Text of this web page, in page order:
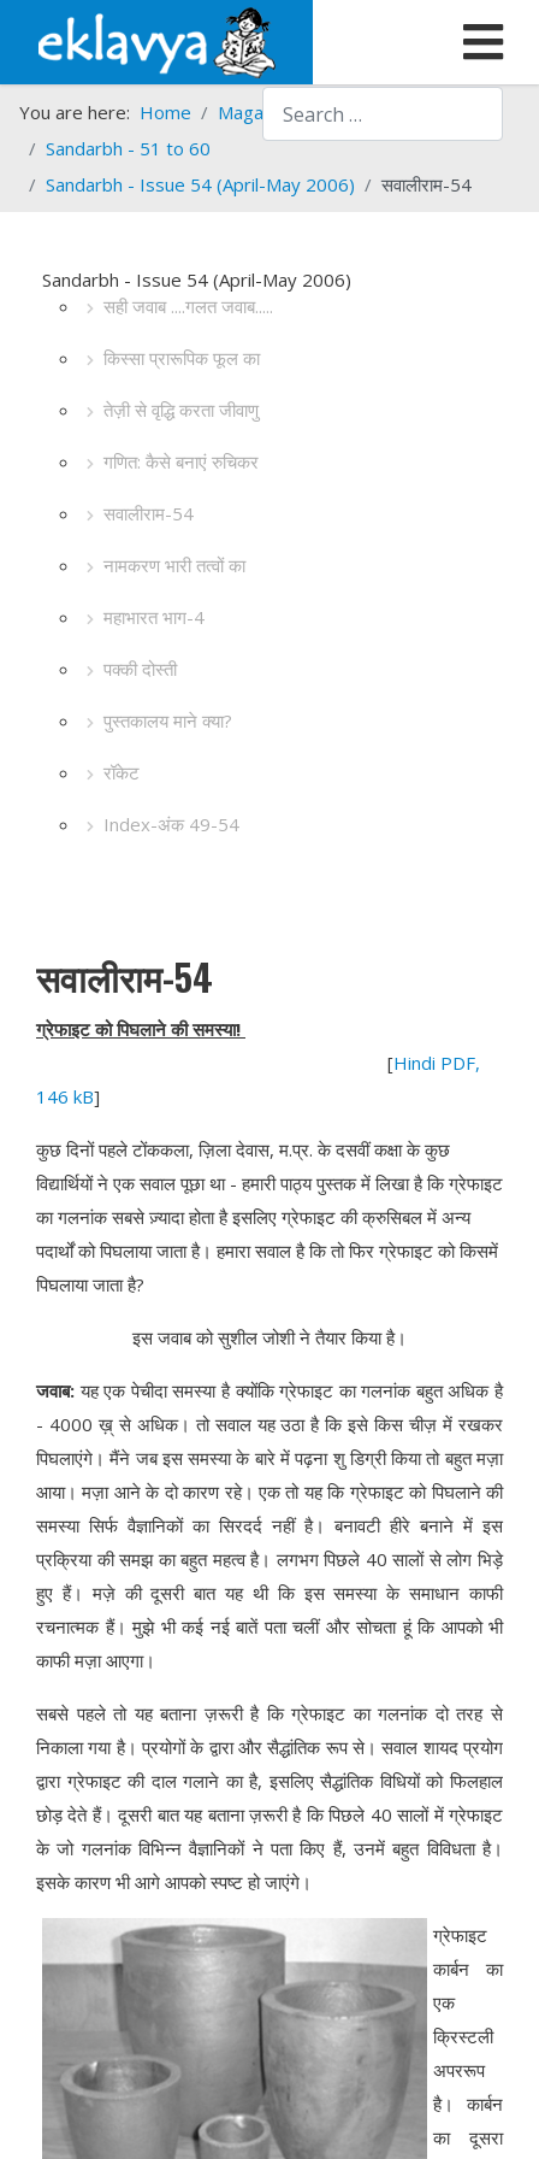
Search
You are here: Home Magazines
Sandarbh
Sandarbh - 51 to 60
Sandarbh - Issue 54 (April-May 2006)
सवालीराम-54
Sandarbh - Issue 54 (April-May 2006)
सही जवाब ....गलत जवाब.....
किस्सा प्रारूपिक फूल का
तेज़ी से वृद्धि करता जीवाणु
गणित: कैसे बनाएं रुचिकर
सवालीराम-54
नामकरण भारी तत्वों का
महाभारत भाग-4
पक्की दोस्ती
पुस्तकालय माने क्या?
रॉकेट
Index-अंक 49-54
सवालीराम-54
ग्रेफाइट को पिघलाने की समस्या!
[Hindi PDF,
146 kB]
कुछ दिनों पहले टोंककला, ज़िला देवास, म.प्र. के दसवीं कक्षा के कुछ
विद्यार्थियों ने एक सवाल पूछा था - हमारी पाठ्य पुस्तक में लिखा है कि ग्रेफाइट
का गलनांक सबसे ज़्यादा होता है इसलिए ग्रेफाइट की क्रुसिबल में अन्य
पदार्थों को पिघलाया जाता है। हमारा सवाल है कि तो फिर ग्रेफाइट को किसमें
पिघलाया जाता है?
इस जवाब को सुशील जोशी ने तैयार किया है।
जवाब: यह एक पेचीदा समस्या है क्योंकि ग्रेफाइट का गलनांक बहुत अधिक है
- 4000 ख़् से अधिक। तो सवाल यह उठा है कि इसे किस चीज़ में रखकर
पिघलाएंगे। मैंने जब इस समस्या के बारे में पढ़ना शु डिग्री किया तो बहुत मज़ा
आया। मज़ा आने के दो कारण रहे। एक तो यह कि ग्रेफाइट को पिघलाने की
समस्या सिर्फ वैज्ञानिकों का सिरदर्द नहीं है। बनावटी हीरे बनाने में इस
प्रक्रिया की समझ का बहुत महत्व है। लगभग पिछले 40 सालों से लोग भिड़े
हुए हैं। मज़े की दूसरी बात यह थी कि इस समस्या के समाधान काफी
रचनात्मक हैं। मुझे भी कई नई बातें पता चलीं और सोचता हूं कि आपको भी
काफी मज़ा आएगा।
सबसे पहले तो यह बताना ज़रूरी है कि ग्रेफाइट का गलनांक दो तरह से
निकाला गया है। प्रयोगों के द्वारा और सैद्धांतिक रूप से। सवाल शायद प्रयोग
द्वारा ग्रेफाइट की दाल गलाने का है, इसलिए सैद्धांतिक विधियों को फिलहाल
छोड़ देते हैं। दूसरी बात यह बताना ज़रूरी है कि पिछले 40 सालों में ग्रेफाइट
के जो गलनांक विभिन्न वैज्ञानिकों ने पता किए हैं, उनमें बहुत विविधता है।
इसके कारण भी आगे आपको स्पष्ट हो जाएंगे।
ग्रेफाइट
कार्बन का
एक
क्रिस्टली
अपररूप
है। कार्बन
का दूसरा